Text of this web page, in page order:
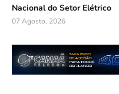
Nacional do Setor Elétrico
07 Agosto, 2026